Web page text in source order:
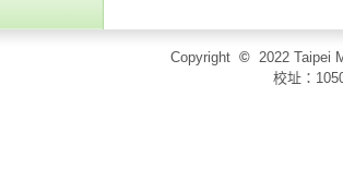
Copyright © 2022 Taipei
校址：